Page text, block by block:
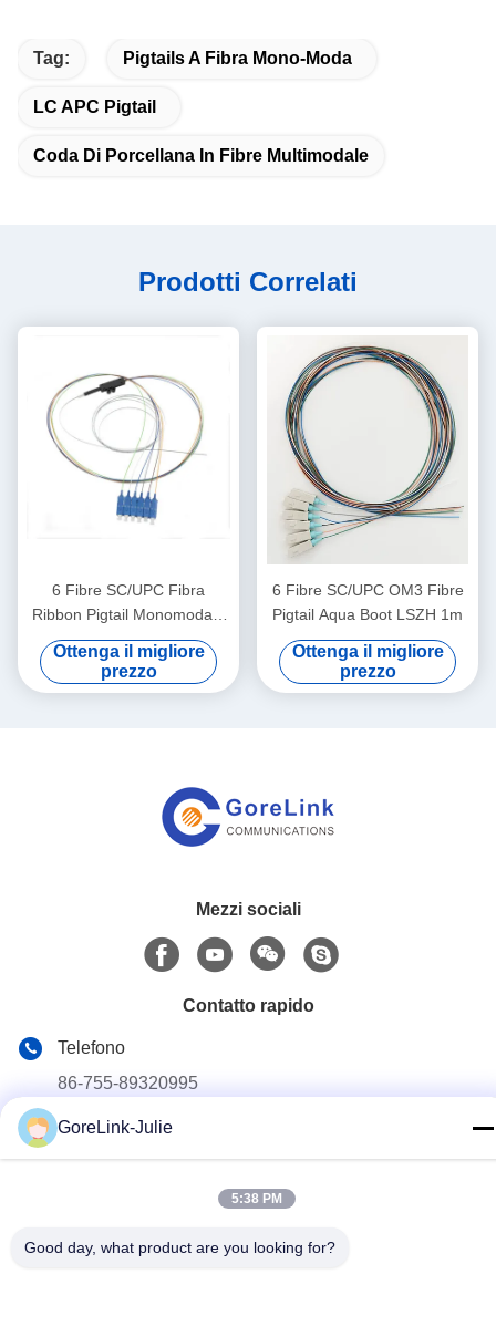
Tag: Pigtails A Fibra Mono-Moda
LC APC Pigtail
Coda Di Porcellana In Fibre Multimodale
Prodotti Correlati
6 Fibre SC/UPC Fibra
Ribbon Pigtail Monomodale
LSZH 1m
Ottenga il migliore
prezzo
6 Fibre SC/UPC OM3 Fibre
Pigtail Aqua Boot LSZH 1m
Ottenga il migliore
prezzo
Mezzi sociali
Contatto rapido
Telefono
86-755-89320995
Email
sales@gorelink.com
di Longgang, Shenzhen, Cina
GoreLink-Julie
5:38 PM
Good day, what product are you looking for?